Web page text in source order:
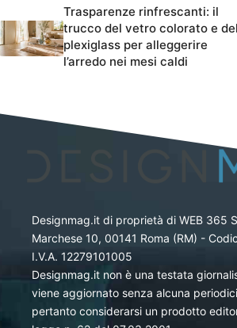
Trasparenze rinfrescanti: il
trucco del vetro colorato e del
plexiglass per alleggerire
l’arredo nei mesi caldi
Designmag.it di proprietà di WEB 365
Marchese 10, 00141 Roma (RM) -
I.V.A. 12279101005
Designmag.it non è una testata
viene aggiornato senza alcuna
pertanto considerarsi un prodotto